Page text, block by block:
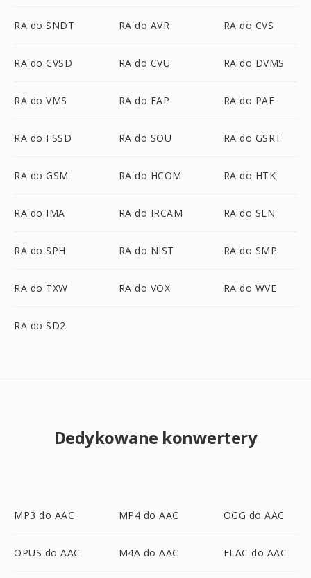
RA do SNDT RA do AVR RA do CVS
RA do CVSD RA do CVU RA do DVMS
RA do VMS RA do FAP RA do PAF
RA do FSSD RA do SOU RA do GSRT
RA do GSM RA do HCOM RA do HTK
RA do IMA RA do IRCAM RA do SLN
RA do SPH RA do NIST RA do SMP
RA do TXW RA do VOX RA do WVE
RA do SD2
Dedykowane konwertery
MP3 do AAC MP4 do AAC OGG do AAC
OPUS do AAC M4A do AAC FLAC do AAC